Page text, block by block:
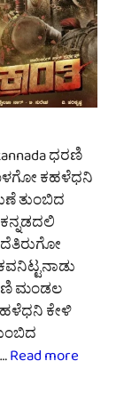
ಧರಣಿ
ಕಹಳೆಧನಿ
ತುಂಬಿದ
ಮಂಡಲ
ಕೇಳಿ
Read more